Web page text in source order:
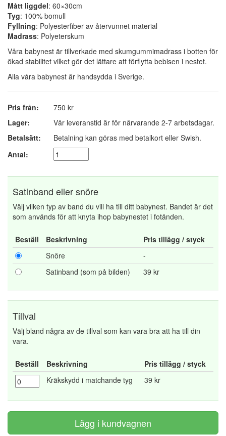
Mått liggdel: 60×30cm
Tyg: 100% bomull
Fyllning: Polyesterfiber av återvunnet material
Madrass: Polyeterskum
Våra babynest är tillverkade med skumgummimadrass i botten för
ökad stabilitet vilket gör det lättare att förflytta bebisen i nestet.
Alla våra babynest är handsydda i Sverige.
Pris från:
750 kr
Lager:
Vår leveranstid är för närvarande 2-7 arbetsdagar.
Betalsätt:
Betalning kan göras med betalkort eller Swish.
Antal:
Satinband eller snöre
Välj vilken typ av band du vill ha till ditt babynest. Bandet är det
som används för att knyta ihop babynestet i fotänden.
Beställ Beskrivning
Pris tillägg / styck
Snöre
-
Satinband (som på bilden)
39 kr
Tillval
Välj bland några av de tillval som kan vara bra att ha till din
vara.
Beställ Beskrivning
Pris tillägg / styck
Kräkskydd i matchande tyg
39 kr